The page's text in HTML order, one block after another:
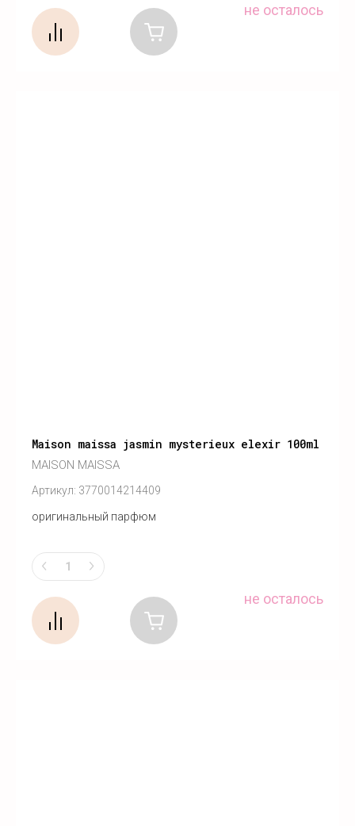
не осталось
Maison maissa jasmin mysterieux elexir 100ml
MAISON MAISSA
Артикул: 3770014214409
оригинальный парфюм
не осталось